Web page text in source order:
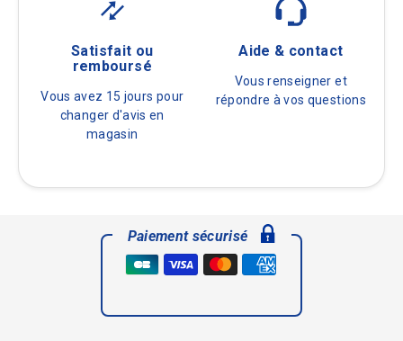
Satisfait ou
remboursé
Vous avez 15 jours pour
changer d'avis en
magasin
Aide & contact
Vous renseigner et
répondre à vos questions
Paiement sécurisé